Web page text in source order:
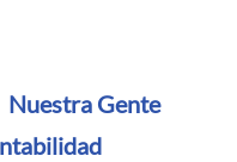
Nuestra Gente